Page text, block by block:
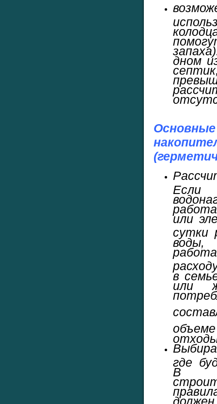
дном
Если
или
сутки
воды,
в
или
где
В